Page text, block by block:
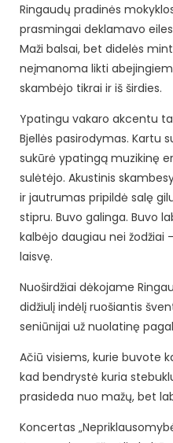
Ringaudų pradinės
prasmingai deklamavo
Maži balsai, bet didelės
neįmanoma likti
skambėjo tikrai ir iš širdies.
Ypatingu vakaro akcentu
Bjellės pasirodymas. Kartu
sukūrė ypatingą muzikinę
sulėtėjo. Akustinis
ir jautrumas pripildė salę
stipru. Buvo galinga. Buvo
kalbėjo daugiau nei žodžiai
laisvę.
Nuoširdžiai dėkojame
didžiulį indėlį ruošiantis
seniūnijai už nuolatinę
Ačiū visiems, kurie buvote
kad bendrystė kuria
prasideda nuo mažų, bet
Koncertas